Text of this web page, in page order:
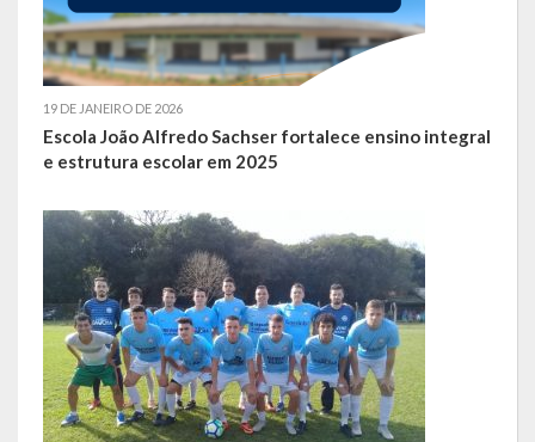
19 DE JANEIRO DE 2026
Escola João Alfredo Sachser fortalece ensino integral
e estrutura escolar em 2025